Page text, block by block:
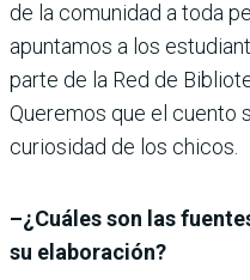
de la comunidad a toda
apuntamos a los
parte de la Red de
Queremos que el cuento
curiosidad de los chicos.
–¿Cuáles son las
su elaboración?